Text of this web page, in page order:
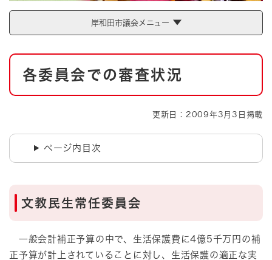
とじる
とじる
岸和田市議会メニュー
本
各委員会での審査状況
更新日：2009年3月3日掲載
ページ内目次
文教民生常任委員会
一般会計補正予算の中で、生活保護費に4億5千万円の補
正予算が計上されていることに対し、生活保護の適正な実